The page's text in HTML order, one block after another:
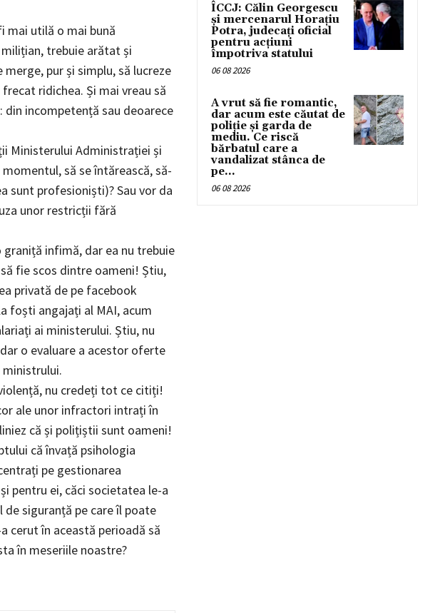
mai utilă o mai bună
trebuie arătat și
pur și simplu, să lucreze
ridichea. Și mai vreau să
din incompetență sau deoarece
Ministerului Administrației și
să se întărească, să-
sunt profesioniști)? Sau vor da
unor restricții fără
infimă, dar ea nu trebuie
fie scos dintre oameni! Știu,
privată de pe facebook
foști angajați al MAI, acum
ai ministerului. Știu, nu
o evaluare a acestor oferte
ministrului.
nu credeți tot ce citiți!
ale unor infractori intrați în
că și polițiștii sunt oameni!
că învață psihologia
pe gestionarea
pentru ei, căci societatea le-a
siguranță pe care îl poate
cerut în această perioadă să
în meseriile noastre?
ÎCCJ: Călin Georgescu
și mercenarul Horațiu
Potra, judecați oficial
pentru acțiuni
împotriva statului
06 08 2026
A vrut să fie romantic,
dar acum este căutat de
poliție și garda de
mediu. Ce riscă
bărbatul care a
vandalizat stânca de
pe...
06 08 2026